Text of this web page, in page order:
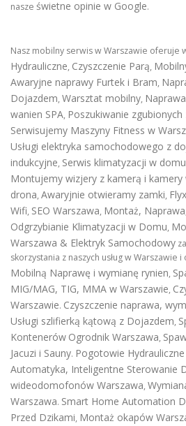
nasze świetne opinie w Google.
Nasz mobilny serwis w Warszawie oferuje
Hydrauliczne, Czyszczenie Parą,
Awaryjne naprawy Furtek i Bram,
Dojazdem, Warsztat mobilny,
wanien SPA, Poszukiwanie zgubionych
Serwisujemy Maszyny Fitness w
Usługi elektryka samochodowego z
indukcyjne, Serwis klimatyzacji w domu
Montujemy wizjery z kamerą i kamery
drona, Awaryjnie otwieramy zamki,
Wifi, SEO Warszawa, Montaż,
Odgrzybianie Klimatyzacji w Domu,
Warszawa & Elektryk Samochodowy
skorzystania z naszych usług w Warszawie
Mobilną Naprawę i wymianę rynien,
MIG/MAG, TIG, MMA w Warszawie,
Warszawie. Czyszczenie naprawa,
Usługi szlifierką kątową z Dojazdem,
Kontenerów Ogrodnik Warszawa,
Jacuzi i Sauny. Pogotowie
Automatyka, Inteligentne Sterowanie
wideodomofonów Warszawa,
Warszawa. Smart Home Automation
Przed Dzikami, Montaż okapów